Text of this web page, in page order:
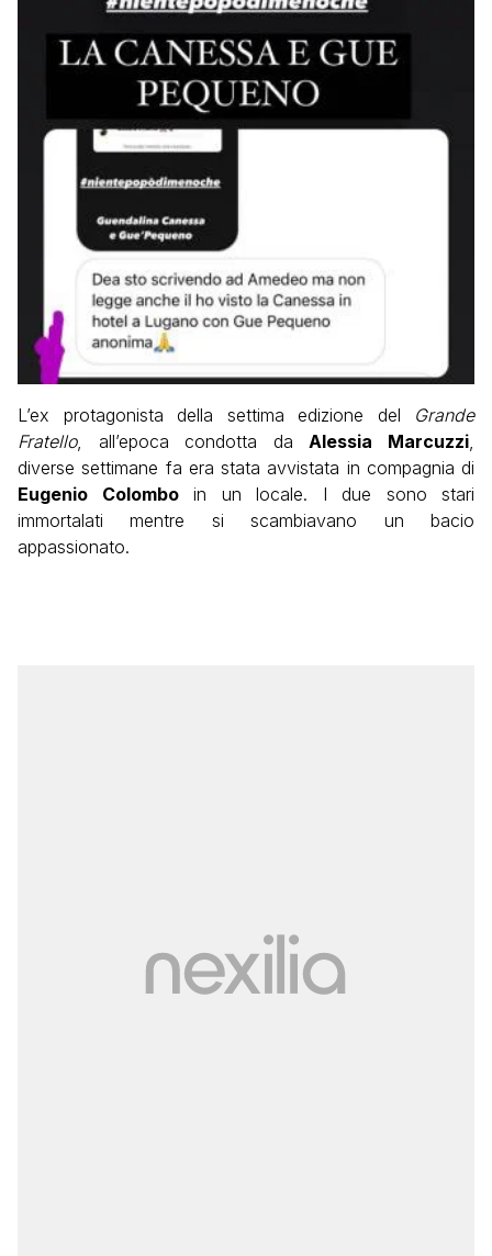
L’ex protagonista della settima edizione del Grande
Fratello, all’epoca condotta da Alessia Marcuzzi
diverse settimane fa era stata avvistata in compagnia di
Eugenio Colomboin un locale. I due sono stari
immortalati mentre si scambiavano un bacio
appassionato.